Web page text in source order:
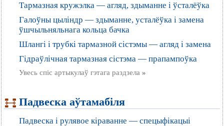
Тармазная кружэлка — агляд, здыманне і ўсталёўка
Галоўны цыліндр — здыманне, усталёўка і замена
ўшчыльняльнага кольца бачка
Шлангі і трубкі тармазной сістэмы — агляд і замена
Гідраўлічная тармазная сістэма — прапампоўка
Увесь спіс артыкулаў гэтага раздзела »
Падвеска аўтамабіля
Падвеска і рулявое кіраванне — спецыфікацыі